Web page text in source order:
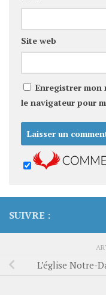
Site web
Enregistrer mon
le navigateur pour
SUIVRE :
L’église Notre-